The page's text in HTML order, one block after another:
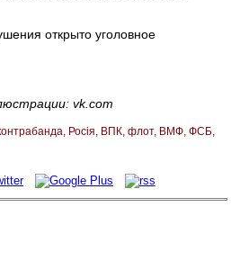
открыто уголовное
vk.com
Росія ВПК флот ВМФ ФСБ